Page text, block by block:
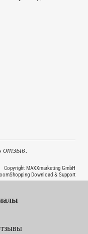
отзыв.
Copyright MAXXmarketing GmbH
Download & Support